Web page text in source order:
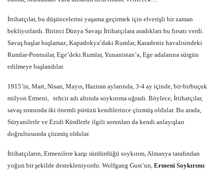
İttihatçılar, bu düşüncelerini yaşama geçirmek için elverişli bir zaman
bekliyorlardı. Birinci Dünya Savaşı İttihatçılara aradıkları bu fırsatı verdi.
Savaş başlar başlamaz, Kapadokya’daki Rumlar, Karadeniz havalisindeki
Rumlar-Pontuslar, Ege’deki Rumlar, Yunanistan’a, Ege adalarına sürgün
edilmeye başlandılar.
1915’in, Mart, Nisan, Mayıs, Haziran aylarında, 3-4 ay içinde, bir-birbuçuk
milyon Ermeni, tehcir adı altında soykırıma uğradı. Böylece, İttihatçılar,
savaş sırasında iki önemli pürüzü kendilerince çözmüş oldular. Bu arada,
Süryanilerle ve Ezidi Kürdlerle ilgili sorunları da kendi anlayışları
doğrultusunda çözmüş oldular.
İttihatçıların, Ermenilere karşı sürdürdüğü soykırım, Almanya tarafından
yoğun bir şekilde destekleniyordu. Wolfgang Gust’un, Ermeni Soykırımı